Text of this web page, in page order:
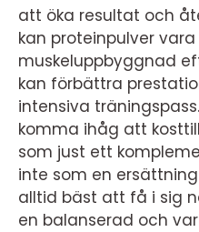
att öka resultat och
kan proteinpulver
muskeluppbyggnad
kan förbättra
intensiva
komma ihåg att
som just ett
inte som en
alltid bäst att få i sig
en balanserad och